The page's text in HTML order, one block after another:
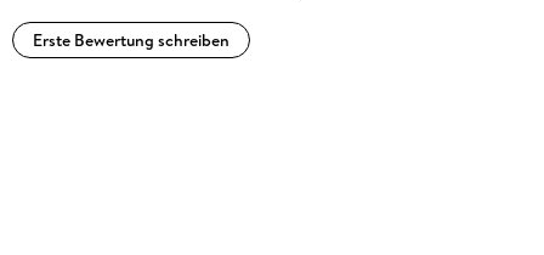
Erste Bewertung schreiben